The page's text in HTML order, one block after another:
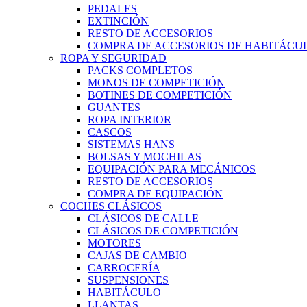
PEDALES
EXTINCIÓN
RESTO DE ACCESORIOS
COMPRA DE ACCESORIOS DE
ROPA Y SEGURIDAD
PACKS COMPLETOS
MONOS DE COMPETICIÓN
BOTINES DE COMPETICIÓN
GUANTES
ROPA INTERIOR
CASCOS
SISTEMAS HANS
BOLSAS Y MOCHILAS
EQUIPACIÓN PARA MECÁNICOS
RESTO DE ACCESORIOS
COMPRA DE EQUIPACIÓN
COCHES CLÁSICOS
CLÁSICOS DE CALLE
CLÁSICOS DE COMPETICIÓN
MOTORES
CAJAS DE CAMBIO
CARROCERÍA
SUSPENSIONES
HABITÁCULO
LLANTAS